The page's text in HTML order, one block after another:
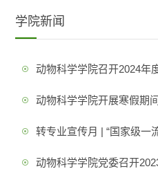
学院新闻
动物科学学院召开2024年
动物科学学院开展寒假期
转专业宣传月 | “国家级一
动物科学学院党委召开